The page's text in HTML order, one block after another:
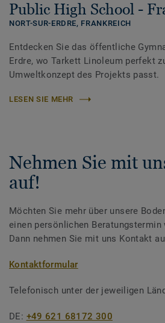
Public High School -
NORT-SUR-ERDRE, FRANKREICH
Entdecken Sie das öffentliche
Erdre, wo Tarkett Linoleum perfekt
Umweltkonzept des Projekts passt.
LESEN SIE MEHR
Nehmen Sie mit
auf!
Möchten Sie mehr über unsere
einen persönlichen Beratungstermin
Dann nehmen Sie mit uns Kontakt
Kontaktformular
Telefonisch unter der jeweiligen
DE: +49 621 68172 300